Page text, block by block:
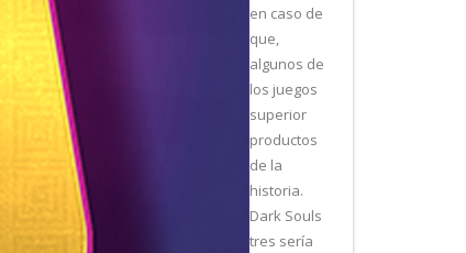
en caso de
que,
algunos de
los juegos
superior
productos
de la
historia.
Dark Souls
tres serí­a